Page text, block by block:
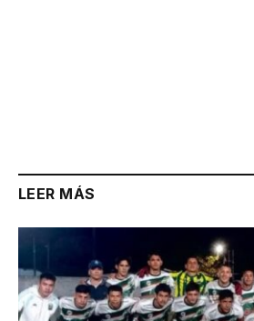
LEER MÁS